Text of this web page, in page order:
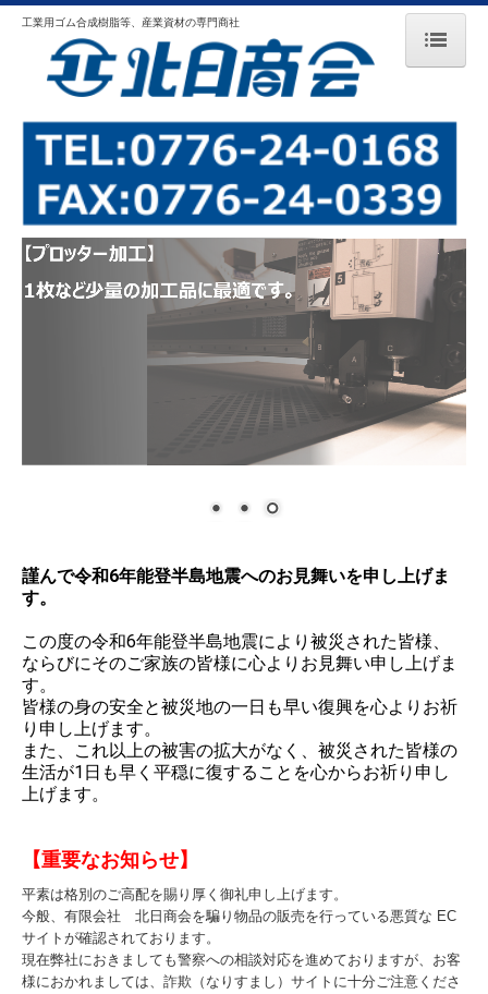
HOME
ご挨拶
会社案内
工業用ゴム製品
合成樹脂製品
リンク集
お問合せ
個人情報保護方針
工業用ゴム合成樹脂等、産業資材の専門商社
謹んで令和6年能登半島地震へのお見舞いを申し上げま
す。
この度の令和6年能登半島地震により被災された皆様、
ならびにそのご家族の皆様に心よりお見舞い申し上げま
す。
皆様の身の安全と被災地の一日も早い復興を心よりお祈
り申し上げます。
また、これ以上の被害の拡大がなく、被災された皆様の
生活が1日も早く平穏に復することを心からお祈り申し
上げます。
【重要なお知らせ】
平素は格別のご高配を賜り厚く御礼申し上げます。
今般、有限会社 北日商会を騙り物品の販売を行っている悪質な EC
サイトが確認されております。
現在弊社におきましても警察への相談対応を進めておりますが、お客
様におかれましては、詐欺（なりすまし）サイトに十分ご注意くださ